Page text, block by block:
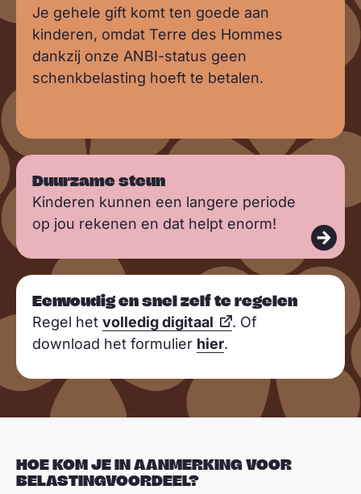
Je gehele gift komt ten goede aan
kinderen, omdat Terre des Hommes
dankzij onze ANBI-status geen
schenkbelasting hoeft te betalen.
Duurzame steun
Kinderen kunnen een langere periode
op jou rekenen en dat helpt enorm!
L
s
m
e
Eenvoudig en snel zelf te regelen
Regel het volledig digitaal
. Of
download het formulier hier.
HOE KOM JE IN AANMERKING VOOR
BELASTINGVOORDEEL?